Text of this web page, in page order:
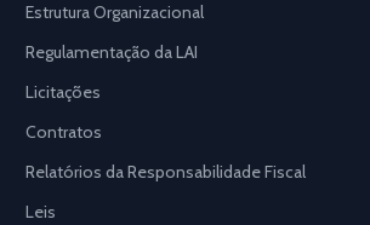
Estrutura Organizacional
Regulamentação da LAI
Licitações
Contratos
Relatórios da Responsabilidade Fiscal
Leis